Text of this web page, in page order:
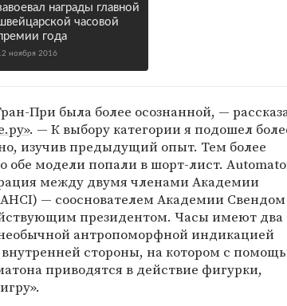
награды главной
часовой
года
ноября 2016
При была более осознанной, —
. — К выбору категории я подошел
изучив предыдущий опыт. Тем более
обе модели попали в шорт-лист.
между двумя членами Академии
— сооснователем Академии Свендом
президентом. Часы имеют два
антропоморфной индикацией
стороны, на котором с
приводятся в действие фигурки,